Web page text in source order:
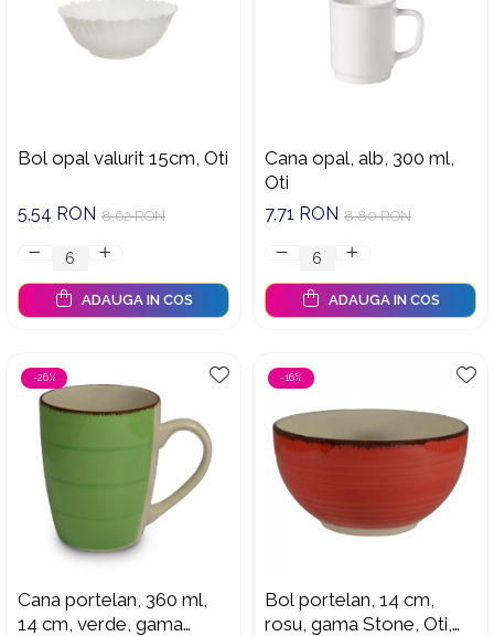
Bol opal valurit 15cm, Oti
8,62 RON
5,54 RON
ADAUGA IN COS
Cana opal, alb, 300 ml,
Oti
8,80 RON
7,71 RON
ADAUGA IN COS
-26%
Cana portelan, 360 ml,
14 cm, verde, gama
-16%
Bol portelan, 14 cm,
rosu, gama Stone, Oti,